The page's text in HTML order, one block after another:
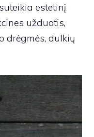
estetinį
užduotis,
drėgmės, dulkių